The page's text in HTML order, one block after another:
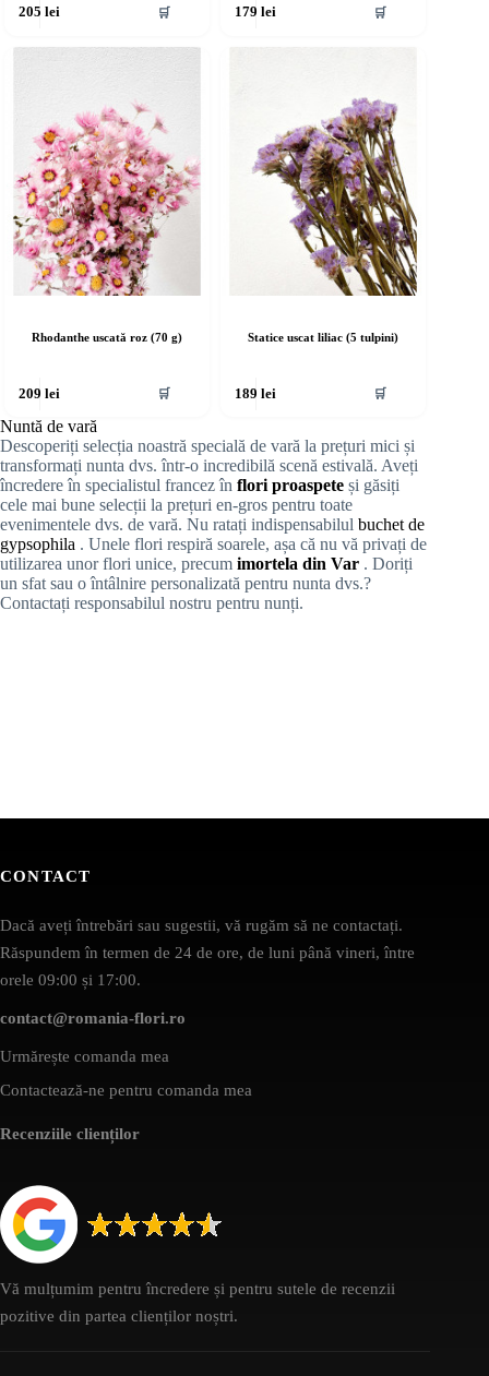
205lei 🛒 179lei 🛒
Rhodanthe uscată roz (70 g)
209lei 🛒
Statice uscat liliac (5 tulpini)
189lei
🛒
Nuntă de vară
Descoperiți selecția noastră specială de vară la prețuri mici și
transformați nunta dvs. într-o incredibilă scenă estivală. Aveți
încredere în specialistul francez în flori proaspete și găsiți
cele mai bune selecții la prețuri en-gros pentru toate
evenimentele dvs. de vară. Nu ratați indispensabilul buchet de
gypsophila . Unele flori respiră soarele, așa că nu vă privați de
utilizarea unor flori unice, precum imortela din Var . Doriți
un sfat sau o întâlnire personalizată pentru nunta dvs.?
Contactați responsabilul nostru pentru nunți.
CONTACT
Dacă aveți întrebări sau sugestii, vă rugăm să ne contactați.
Răspundem în termen de 24 de ore, de luni până vineri, între
orele 09:00 și 17:00.
contact@romania-flori.ro
Urmărește comanda mea
Contactează-ne pentru comanda mea
Recenziile clienților
Vă mulțumim pentru încredere și pentru sutele de recenzii
pozitive din partea clienților noștri.